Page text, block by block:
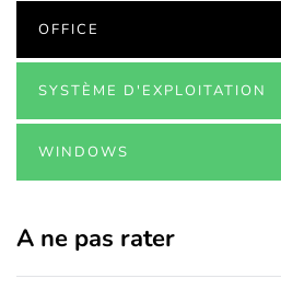
OFFICE
SYSTÈME D'EXPLOITATION
WINDOWS
A ne pas rater